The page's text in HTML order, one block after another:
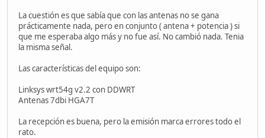
La cuestión es que sabía que con las antenas no se gana
prácticamente nada, pero en conjunto ( antena + potencia ) si
que me esperaba algo más y no fue así. No cambió nada. Tenia
la misma señal.
Las características del equipo son:
Linksys wrt54g v2.2 con DDWRT
Antenas 7dbi HGA7T
La recepción es buena, pero la emisión marca errores todo el
rato.